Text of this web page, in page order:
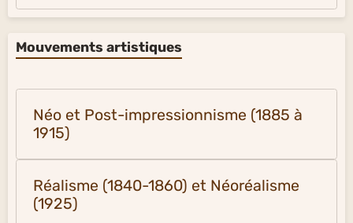
Mouvements artistiques
Néo et Post-impressionnisme (1885 à
1915)
Réalisme (1840-1860) et Néoréalisme
(1925)